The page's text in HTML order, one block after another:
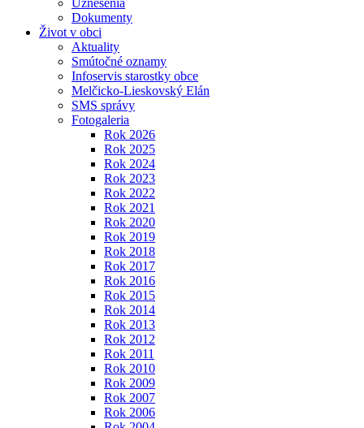
Uznesenia
Dokumenty
Život v obci
Aktuality
Smútočné oznamy
Infoservis starostky obce
Melčicko-Lieskovský Elán
SMS správy
Fotogaleria
Rok 2026
Rok 2025
Rok 2024
Rok 2023
Rok 2022
Rok 2021
Rok 2020
Rok 2019
Rok 2018
Rok 2017
Rok 2016
Rok 2015
Rok 2014
Rok 2013
Rok 2012
Rok 2011
Rok 2010
Rok 2009
Rok 2007
Rok 2006